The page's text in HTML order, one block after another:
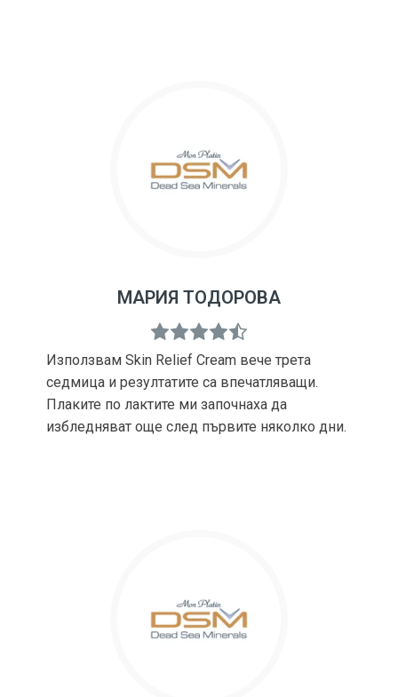
МАРИЯ ТОДОРОВА
Използвам Skin Relief Cream вече трета
седмица и резултатите са впечатляващи.
Плаките по лактите ми започнаха да
избледняват още след първите няколко дни.